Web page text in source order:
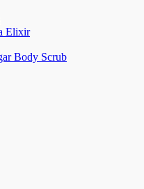
Elixir
Body Scrub